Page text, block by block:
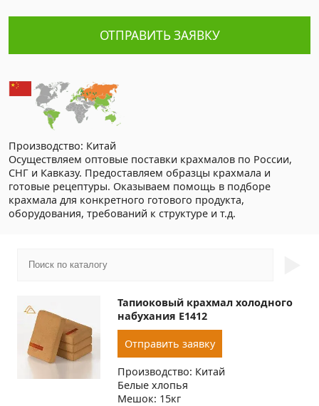
ОТПРАВИТЬ ЗАЯВКУ
Производство: Китай
Осуществляем оптовые поставки крахмалов по России,
СНГ и Кавказу. Предоставляем образцы крахмала и
готовые рецептуры. Оказываем помощь в подборе
крахмала для конкретного готового продукта,
оборудования, требований к структуре и т.д.
Тапиоковый крахмал холодного
набухания Е1412
Отправить заявку
Производство: Китай
Белые хлопья
Мешок: 15кг